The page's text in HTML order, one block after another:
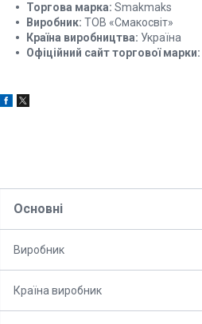
Торгова марка: Smakmaks
Виробник: ТОВ «Смакосвіт»
Країна виробництва: Україна
Офіційний сайт торгової марки:
Основні
Виробник
Країна виробник